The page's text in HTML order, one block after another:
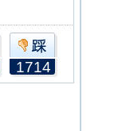
1714